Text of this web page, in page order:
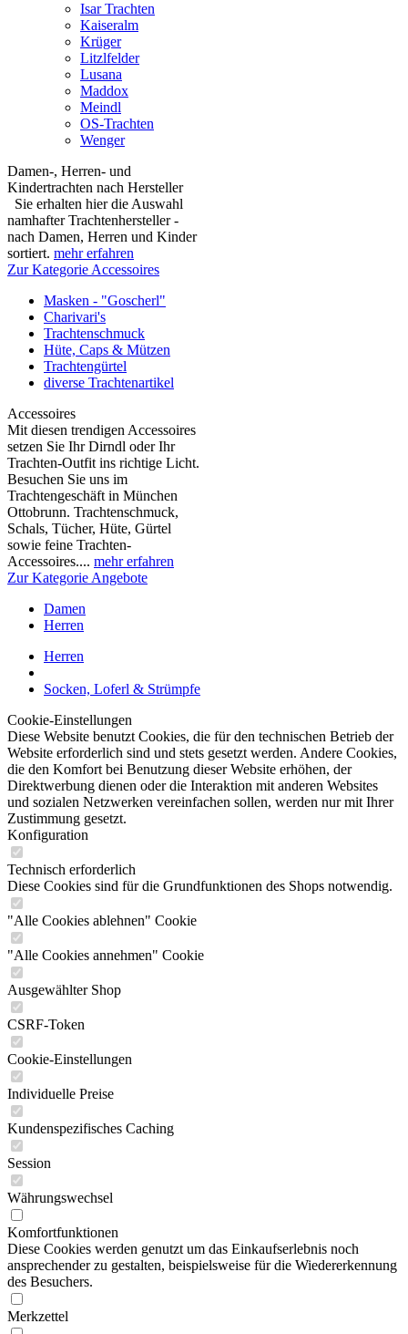
Isar Trachten
Kaiseralm
Krüger
Litzlfelder
Lusana
Maddox
Meindl
OS-Trachten
Wenger
Damen-, Herren- und
Kindertrachten nach Hersteller
Sie erhalten hier die Auswahl
namhafter Trachtenhersteller -
nach Damen, Herren und Kinder
sortiert. mehr erfahren
Zur Kategorie Accessoires
Masken - "Goscherl"
Charivari's
Trachtenschmuck
Hüte, Caps & Mützen
Trachtengürtel
diverse Trachtenartikel
Accessoires
Mit diesen trendigen Accessoires
setzen Sie Ihr Dirndl oder Ihr
Trachten-Outfit ins richtige Licht.
Besuchen Sie uns im
Trachtengeschäft in München
Ottobrunn. Trachtenschmuck,
Schals, Tücher, Hüte, Gürtel
sowie feine Trachten-
Accessoires.... mehr erfahren
Zur Kategorie Angebote
Damen
Herren
Herren
Socken, Loferl & Strümpfe
Cookie-Einstellungen
Diese Website benutzt Cookies, die für den technischen Betrieb der
Website erforderlich sind und stets gesetzt werden. Andere Cookies,
die den Komfort bei Benutzung dieser Website erhöhen, der
Direktwerbung dienen oder die Interaktion mit anderen Websites
und sozialen Netzwerken vereinfachen sollen, werden nur mit Ihrer
Zustimmung gesetzt.
Konfiguration
Technisch erforderlich
Diese Cookies sind für die Grundfunktionen des Shops notwendig.
"Alle Cookies ablehnen" Cookie
"Alle Cookies annehmen" Cookie
Ausgewählter Shop
CSRF-Token
Cookie-Einstellungen
Individuelle Preise
Kundenspezifisches Caching
Session
Währungswechsel
Komfortfunktionen
Diese Cookies werden genutzt um das Einkaufserlebnis noch
ansprechender zu gestalten, beispielsweise für die Wiedererkennung
des Besuchers.
Merkzettel